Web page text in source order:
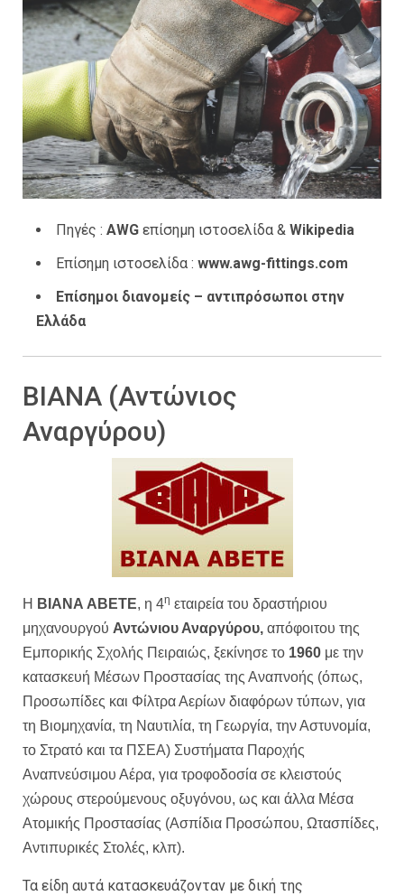
Πηγές : AWG επίσημη ιστοσελίδα & Wikipedia
Επίσημη ιστοσελίδα : www.awg-fittings.com
Επίσημοι διανομείς – αντιπρόσωποι στην
Ελλάδα
ΒΙΑΝΑ (Αντώνιος
Αναργύρου)
Η ΒΙΑΝΑ ΑΒΕΤΕ, η 4η εταιρεία του δραστήριου
μηχανουργού Αντώνιου Αναργύρου, απόφοιτου της
Εμπορικής Σχολής Πειραιώς, ξεκίνησε το 1960 με την
κατασκευή Μέσων Προστα­σίας της Αναπνοής (όπως,
Προσωπίδες και Φίλτρα Αερίων διαφόρων τύπων, για
τη Βιομηχανία, τη Ναυτιλία, τη Γεωργία, την Αστυνομία,
το Στρατό και τα ΠΣΕΑ) Συστήματα Παροχής
Αναπνεύσιμου Αέρα, για τροφοδοσία σε κλειστούς
χώρους στερούμενους οξυγόνου, ως και άλλα Μέσα
Ατομικής Προστασίας (Ασπίδια Προσώπου, Ωτασπίδες,
Αντιπυρικές Στολές, κλπ).
Τα είδη αυτά κατασκευάζονταν με δική της